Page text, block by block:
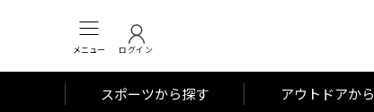
メニュー ログイン
スポーツから探す アウトドアか